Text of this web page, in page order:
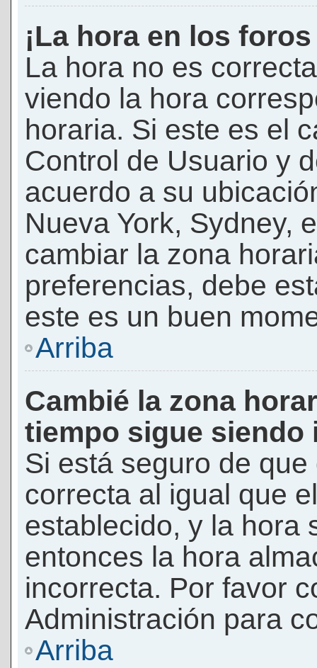
¡La hora en los
La hora no es
viendo la hora
horaria. Si este es el
Control de Usuario y
acuerdo a su
Nueva York, Sydney,
cambiar la zona
preferencias, debe
este es un buen
Arriba
Cambié la zona
tiempo sigue siendo
Si está seguro de
correcta al igual que
establecido, y la hora
entonces la hora
incorrecta. Por favor
Administración para
Arriba